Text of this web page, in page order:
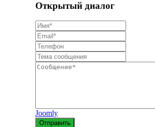
Открытый диалог
Joomly
Отправить